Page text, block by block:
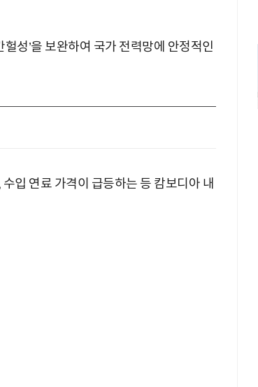
성’을 보완하여 국가 전력망에 안정적인
입 연료 가격이 급등하는 등 캄보디아 내